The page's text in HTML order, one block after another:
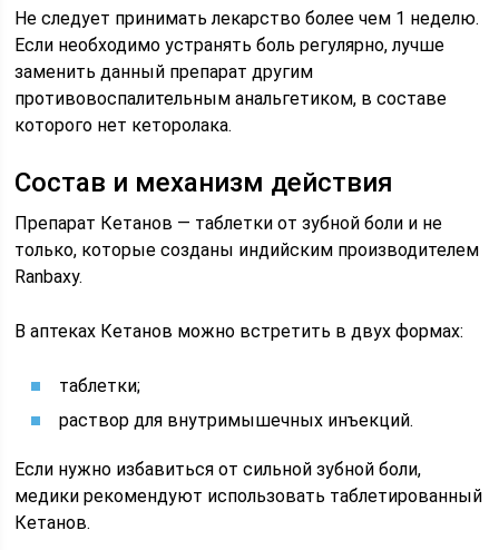
Не следует принимать лекарство более чем 1 неделю.
Если необходимо устранять боль регулярно, лучше
заменить данный препарат другим
противовоспалительным анальгетиком, в составе
которого нет кеторолака.
Состав и механизм действия
Препарат Кетанов — таблетки от зубной боли и не
только, которые созданы индийским производителем
Ranbaxy.
В аптеках Кетанов можно встретить в двух формах:
таблетки;
раствор для внутримышечных инъекций.
Если нужно избавиться от сильной зубной боли,
медики рекомендуют использовать таблетированный
Кетанов.